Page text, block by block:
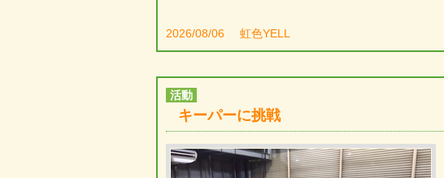
2026/08/06 虹色YELL
活動
キーパーに挑戦